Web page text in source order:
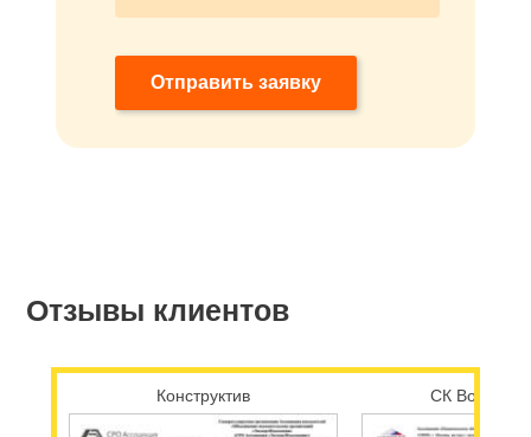
Отправить заявку
Отзывы клиентов
Конструктив СК